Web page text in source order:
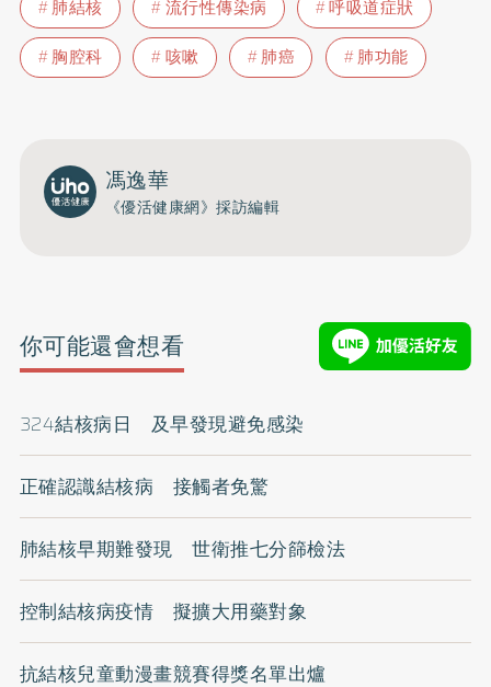
肺結核 流行性傳染病
呼吸道症狀
胸腔科
咳嗽 肺癌 肺功能
馮逸華
《優活健康網》採訪編輯
你可能還會想看
324結核病日 及早發現避免感染
正確認識結核病 接觸者免驚
肺結核早期難發現 世衛推七分篩檢法
控制結核病疫情 擬擴大用藥對象
抗結核兒童動漫畫競賽得獎名單出爐